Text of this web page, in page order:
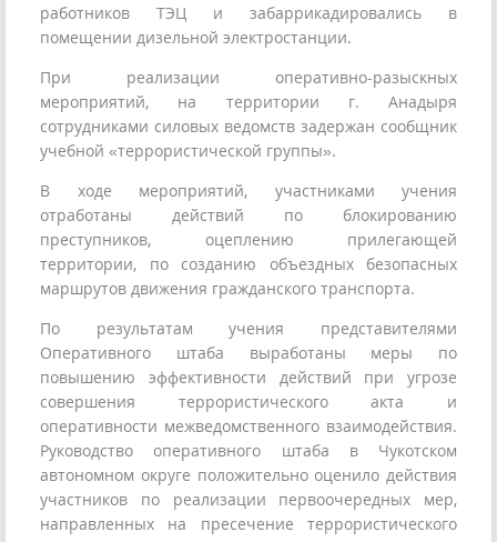
работников ТЭЦ и забаррикадировались в
помещении дизельной электростанции.
При реализации оперативно-разыскных
мероприятий, на территории г. Анадыря
сотрудниками силовых ведомств задержан сообщник
учебной «террористической группы».
В ходе мероприятий, участниками учения
отработаны действий по блокированию
преступников, оцеплению прилегающей
территории, по созданию объездных безопасных
маршрутов движения гражданского транспорта.
По результатам учения представителями
Оперативного штаба выработаны меры по
повышению эффективности действий при угрозе
совершения террористического акта и
оперативности межведомственного взаимодействия.
Руководство оперативного штаба в Чукотском
автономном округе положительно оценило действия
участников по реализации первоочередных мер,
направленных на пресечение террористического